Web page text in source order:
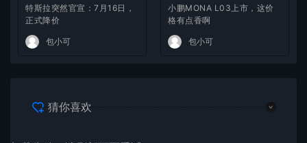
特斯拉突然官宣：7月16日，
正式降价
包小可
小鹏MONA L03上市，这价
格有点香啊
包小可
猜你喜欢